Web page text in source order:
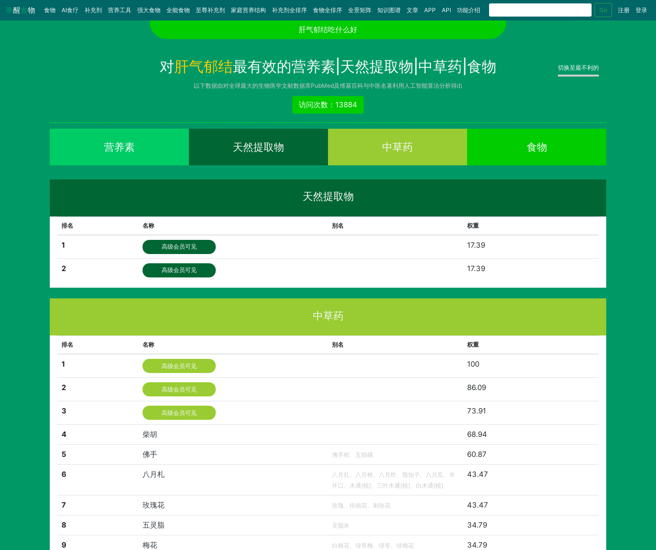
唤醒食物 食物 （当前）
AI食疗 补充剂 营养工具 强大食物 全能食物 至尊补充剂 家庭营养结构 补充剂全排序 食物全排序 全景矩阵 知识图谱 文章 APP API 功能介绍 Go 注册 登录
肝气郁结吃什么好
对肝气郁结最有效的营养素|天然提取物|中草药|食物 切换至最不利的
以下数据由对全球最大的生物医学文献数据库PubMed及维基百科与中医名著利用人工智能算法分析得出
访问次数：13884
营养素 天然提取物 中草药 食物
天然提取物
排名 名称 别名 权重
1 高级会员可见 17.39
2 高级会员可见 17.39
中草药
排名 名称 别名 权重
1 高级会员可见 100
2 高级会员可见 86.09
3 高级会员可见 73.91
4 柴胡 68.94
5 佛手 佛手柑、五指橘 60.87
6 八月札
八月扎、八月楂、八月炸、预知子、八月瓜、羊
开口、木通[植]、三叶木通[植]、白木通[植]
43.47
7 玫瑰花 玫瑰、徘徊花、刺玫花 43.47
8 五灵脂 灵脂米 34.79
9 梅花 白梅花、绿萼梅、绿萼、绿梅花 34.79